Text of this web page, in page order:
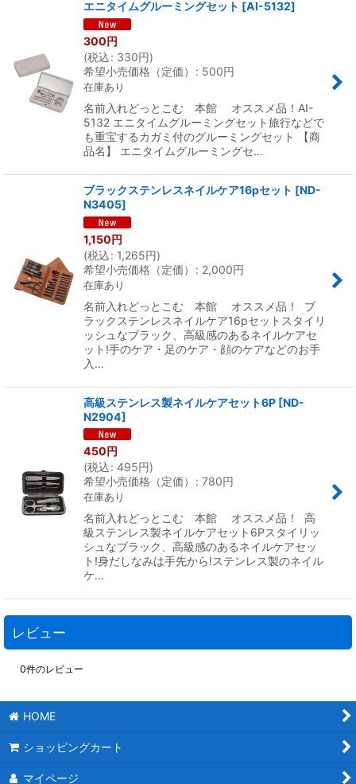
エニタイムグルーミングセット [AI-5132]
300円
(税込: 330円)
希望小売価格（定価）
: 500円
在庫あり
名前入れどっとこむ 本館 オススメ品！AI-
5132 エニタイムグルーミングセット旅行などで
も重宝するカガミ付のグルーミングセット 【商
品名】 エニタイムグルーミングセ…
ブラックステンレスネイルケア16pセット [ND-
N3405]
1,150円
(税込: 1,265円)
希望小売価格（定価）
: 2,000円
在庫あり
名前入れどっとこむ 本館 オススメ品！ ブ
ラックステンレスネイルケア16pセットスタイリ
ッシュなブラック、高級感のあるネイルケアセ
ット!手のケア・足のケア・顔のケアなどのお手
入…
高級ステンレス製ネイルケアセット6P [ND-
N2904]
450円
(税込: 495円)
希望小売価格（定価）
: 780円
在庫あり
名前入れどっとこむ 本館 オススメ品！ 高
級ステンレス製ネイルケアセット6Pスタイリッ
シュなブラック、高級感のあるネイルケアセッ
ト!身だしなみは手先から!ステンレス製のネイル
ケ…
レビュー
0件のレビュー
HOME
ショッピングカート
マイページ